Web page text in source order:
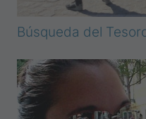
Búsqueda del